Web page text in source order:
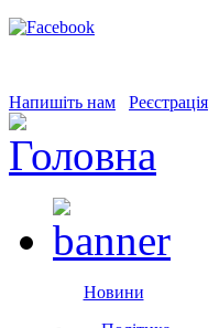
Напишіть нам Реєстрація
Новини